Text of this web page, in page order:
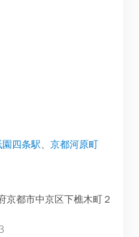
園四条駅、 京都河原町
京都市中京区下樵木町２